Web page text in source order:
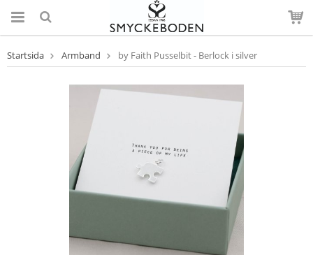
Startsida Armband by Faith Pusselbit - Berlock i silver